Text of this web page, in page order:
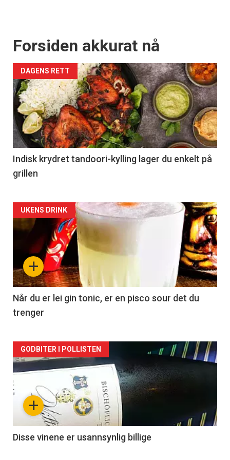
Vi tilbyr flere ukentlige nyhetsbrev. Du
tilsendt.
Registrer deg
Forsiden akkurat nå
DAGENS RETT
Indisk krydret tandoori-kylling lager du enkelt på
grillen
Forsiden
akkurat
nå
-
2
+
UKENS DRINK
Når du er lei gin tonic, er en pisco sour det du
trenger
Forsiden
akkurat
nå
3
+
GODBITER I POLLISTEN
Disse vinene er usannsynlig billige